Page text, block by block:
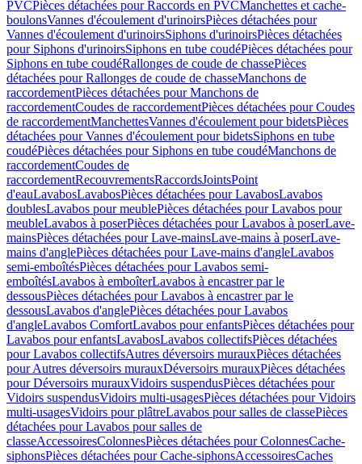
PVCPièces détachées pour Raccords en PVCManchettes et cache-
boulonsVannes d'écoulement d'urinoirsPièces détachées pour
Vannes d'écoulement d'urinoirsSiphons d'urinoirsPièces détachées
pour Siphons d'urinoirsSiphons en tube coudéPièces détachées pour
Siphons en tube coudéRallonges de coude de chassePièces
détachées pour Rallonges de coude de chasseManchons de
raccordementPièces détachées pour Manchons de
raccordementCoudes de raccordementPièces détachées pour Coudes
de raccordementManchettesVannes d'écoulement pour bidetsPièces
détachées pour Vannes d'écoulement pour bidetsSiphons en tube
coudéPièces détachées pour Siphons en tube coudéManchons de
raccordementCoudes de
raccordementRecouvrementsRaccordsJointsPoint
d'eauLavabosLavabosPièces détachées pour LavabosLavabos
doublesLavabos pour meublePièces détachées pour Lavabos pour
meubleLavabos à poserPièces détachées pour Lavabos à poserLave-
mainsPièces détachées pour Lave-mainsLave-mains à poserLave-
mains d'anglePièces détachées pour Lave-mains d'angleLavabos
semi-emboîtésPièces détachées pour Lavabos semi-
emboîtésLavabos à emboîterLavabos à encastrer par le
dessousPièces détachées pour Lavabos à encastrer par le
dessousLavabos d'anglePièces détachées pour Lavabos
d'angleLavabos ComfortLavabos pour enfantsPièces détachées pour
Lavabos pour enfantsLavabosLavabos collectifsPièces détachées
pour Lavabos collectifsAutres déversoirs murauxPièces détachées
pour Autres déversoirs murauxDéversoirs murauxPièces détachées
pour Déversoirs murauxVidoirs suspendusPièces détachées pour
Vidoirs suspendusVidoirs multi-usagesPièces détachées pour Vidoirs
multi-usagesVidoirs pour plâtreLavabos pour salles de classePièces
détachées pour Lavabos pour salles de
classeAccessoiresColonnesPièces détachées pour ColonnesCache-
siphonsPièces détachées pour Cache-siphonsAccessoiresCaches